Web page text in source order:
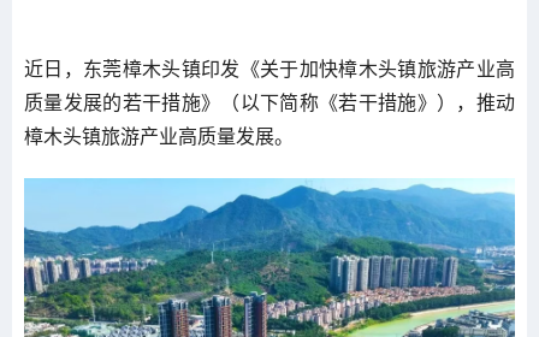
近日，东莞樟木头镇印发《关于加快樟木头镇旅游产业高
质量发展的若干措施》（以下简称《若干措施》），推动
樟木头镇旅游产业高质量发展。